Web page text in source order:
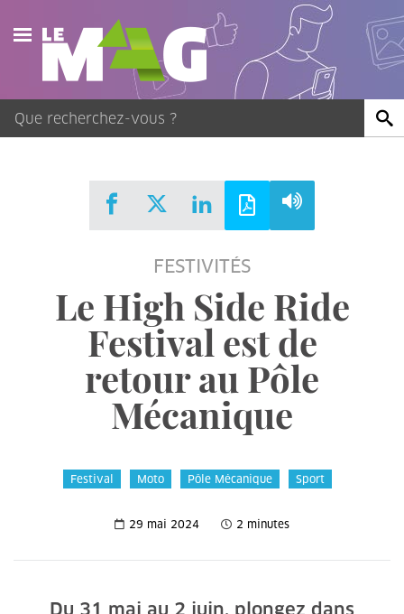
Actualités
Agenda
Publications
FESTIVITÉS
Le High Side Ride
Festival est de
retour au Pôle
Mécanique
Festival Moto Pôle Mécanique Sport
29 mai 2024 2 minutes